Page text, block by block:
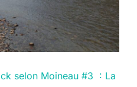
selon Moineau #3 : La